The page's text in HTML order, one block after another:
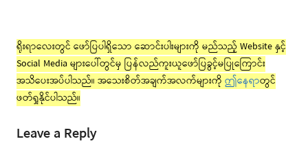
ရိုးရာလေးတွင် ဖော်ပြပါရှိသော ဆောင်းပါးများကို မည်သည့် Website နှင့်
Social Media များပေါ်တွင်မှ ပြန်လည်ကူးယူဖော်ပြခွင့်မပြုကြောင်း
အသိပေးအပ်ပါသည်။ အသေးစိတ်အချက်အလက်များကို ဤနေရာတွင်
ဖတ်ရှုနိုင်ပါသည်။
Leave a Reply